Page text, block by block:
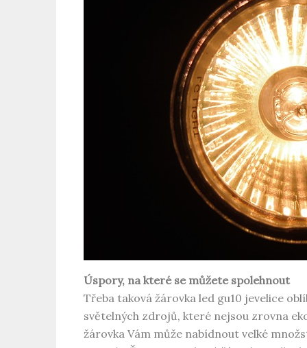
Úspory, na které se můžete spolehnout
Třeba taková žárovka led gu10 jevelice
světelných zdrojů, které nejsou zrovna
žárovka Vám může nabídnout velké